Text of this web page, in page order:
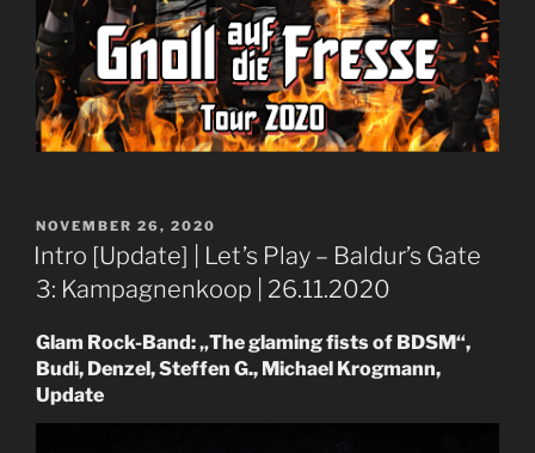
VERÖFFENTLICHT
AM
NOVEMBER 26, 2020
Intro [Update] | Let’s Play – Baldur’s Gate
3: Kampagnenkoop | 26.11.2020
Glam Rock-Band: „The glaming fists of BDSM“,
Budi, Denzel, Steffen G., Michael Krogmann,
Update